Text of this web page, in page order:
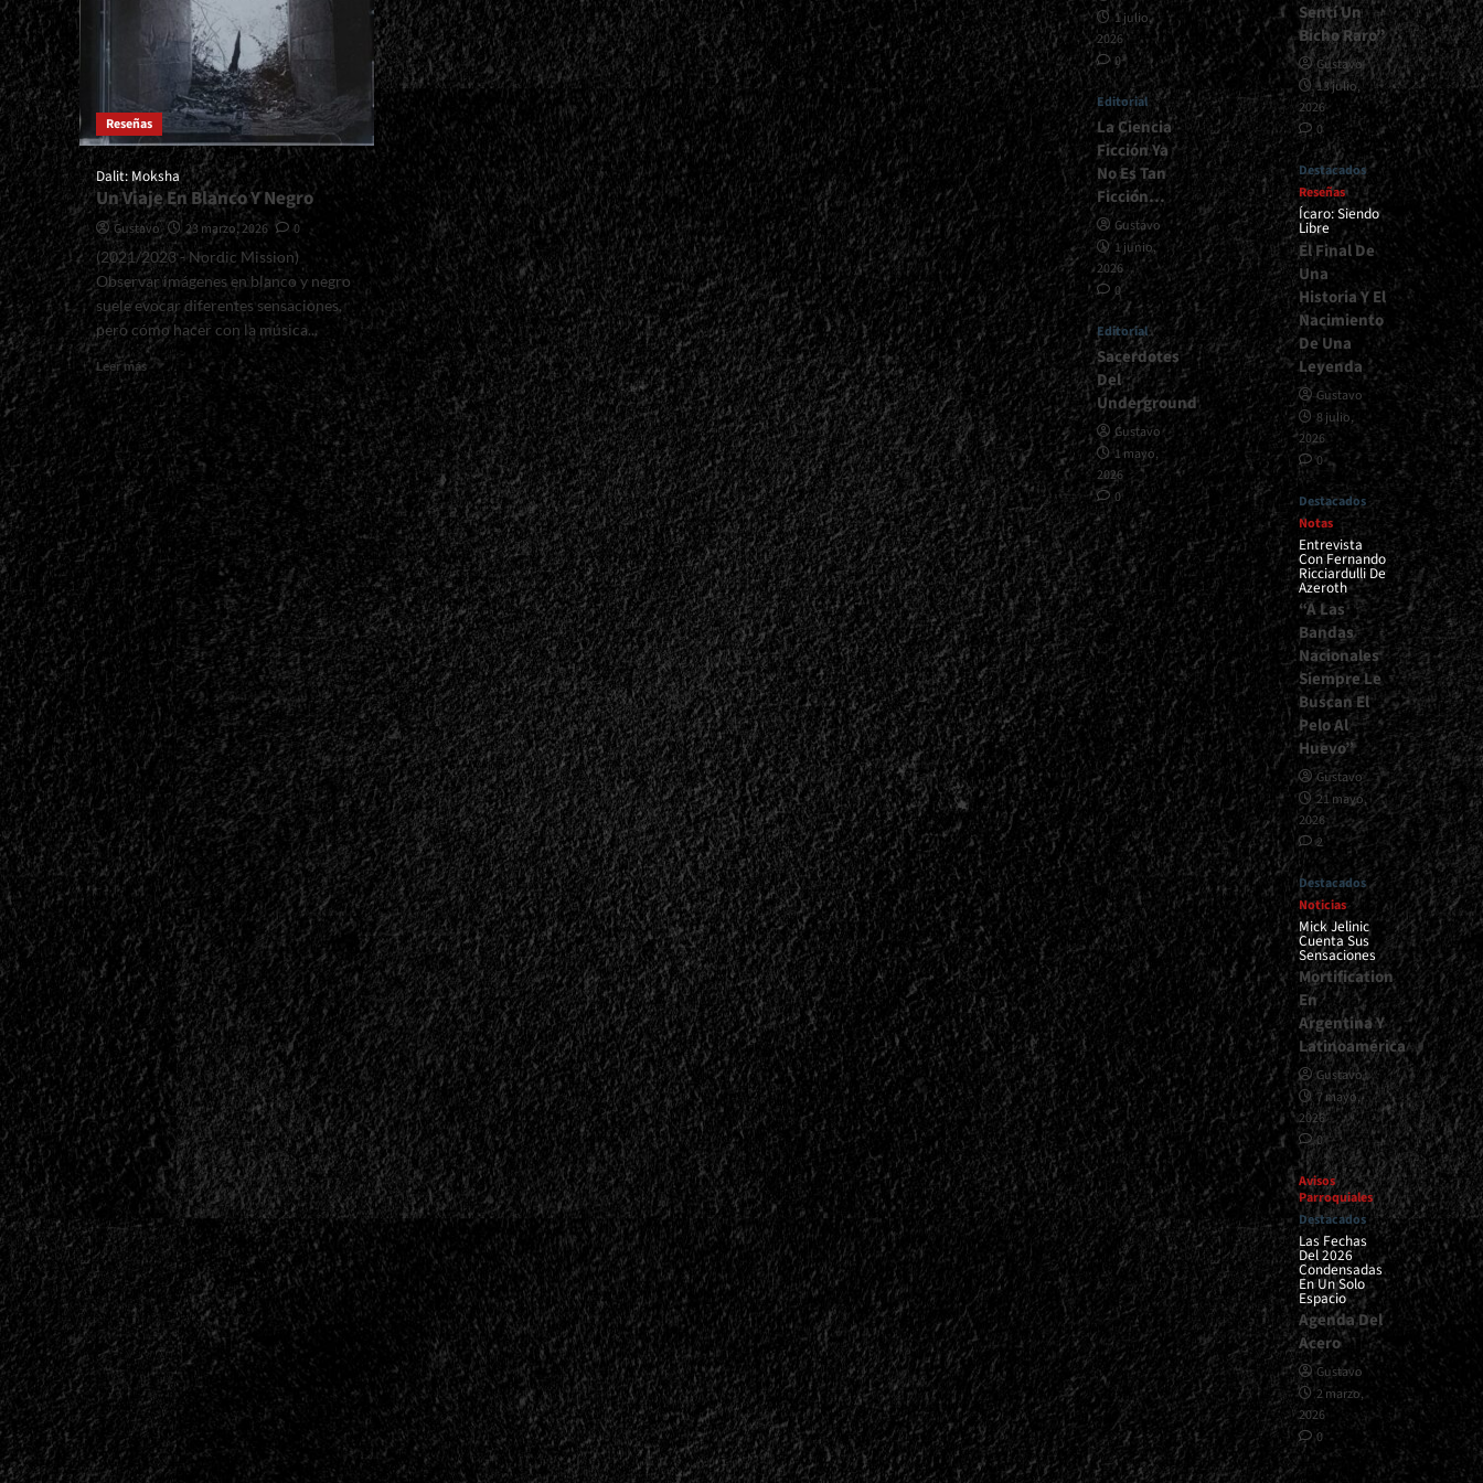
Reseñas
Dalit: Moksha
Un Viaje En Blanco Y Negro
Gustavo 23 marzo, 2026
0
(2021/2023 - Nordic Mission)
Observar imágenes en blanco y negro
suele evocar diferentes sensaciones,
pero cómo hacer con la música...
Leer másRead
more
about
<small>Dalit:
Moksha<span>
|
</span>
</small>
<div>Un
Viaje
En
Blanco
Negro</div>
1 julio,
2026
0
Editorial
La Ciencia
Ficción Ya
No Es Tan
Ficción…
Gustavo
1 junio,
2026
0
Editorial
Sacerdotes
Del
Underground
Gustavo
1 mayo,
2026
0
Sentí Un
Bicho Raro”
Gustavo
13 julio,
2026
0
Destacados
Reseñas
Ícaro: Siendo
Libre
El Final De
Una
Historia Y El
Nacimiento
De Una
Leyenda
Gustavo
8 julio,
2026
0
Destacados
Notas
Entrevista
Con Fernando
Ricciardulli De
Azeroth
“A Las
Bandas
Nacionales
Siempre Le
Buscan El
Pelo Al
Huevo”
Gustavo
21 mayo,
2026
2
Destacados
Noticias
Mick Jelinic
Cuenta Sus
Sensaciones
Mortification
En
Argentina Y
Latinoamérica
Gustavo
7 mayo,
2026
0
Avisos
Parroquiales
Destacados
Las Fechas
Del 2026
Condensadas
En Un Solo
Espacio
Agenda Del
Acero
Gustavo
2 marzo,
2026
0